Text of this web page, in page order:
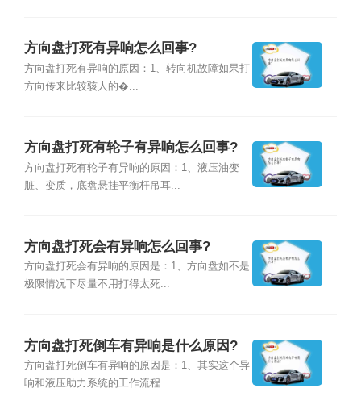
方向盘打死有异响怎么回事?
方向盘打死有异响的原因：1、转向机故障如果打
方向传来比较骇人的�...
方向盘打死有轮子有异响怎么回事?
方向盘打死有轮子有异响的原因：1、液压油变
脏、变质，底盘悬挂平衡杆吊耳...
方向盘打死会有异响怎么回事?
方向盘打死会有异响的原因是：1、方向盘如不是
极限情况下尽量不用打得太死...
方向盘打死倒车有异响是什么原因?
方向盘打死倒车有异响的原因是：1、其实这个异
响和液压助力系统的工作流程...